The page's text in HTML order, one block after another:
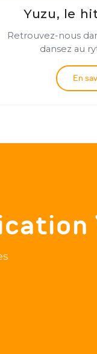
Yuzu, le
Retrouvez-nous
dansez au
En